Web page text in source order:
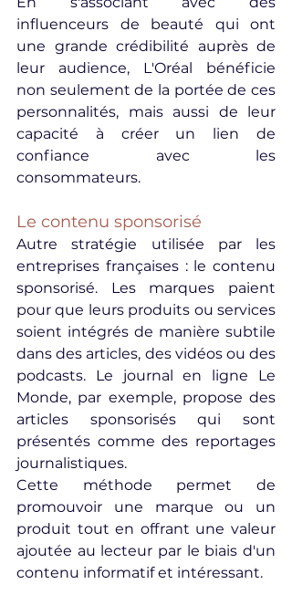
influenceurs de beauté qui ont
une grande crédibilité auprès de
leur audience, L'Oréal bénéficie
non seulement de la portée de ces
personnalités, mais aussi de leur
capacité à créer un lien de
confiance avec les
consommateurs.
Le contenu sponsorisé
Autre stratégie utilisée par les
entreprises françaises : le contenu
sponsorisé. Les marques paient
pour que leurs produits ou services
soient intégrés de manière subtile
dans des articles, des vidéos ou des
podcasts. Le journal en ligne Le
Monde, par exemple, propose des
articles sponsorisés qui sont
présentés comme des reportages
journalistiques.
Cette méthode permet de
promouvoir une marque ou un
produit tout en offrant une valeur
ajoutée au lecteur par le biais d'un
contenu informatif et intéressant.